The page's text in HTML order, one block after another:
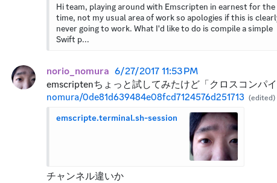
Hi team, playing around with Emscripten in earnest for
time, not my usual area of work so apologies if this is
never going to work. What I'd like to do is compile a simple
Swift p...
norio_nomura 6/27/2017 11:53 PM
emscriptenちょっと試してみたけど「クロスコンパ
nomura/0de81d639484e08fcd7124576d251713 (edited)
emscripte.terminal.sh-session
チャンネル違いか